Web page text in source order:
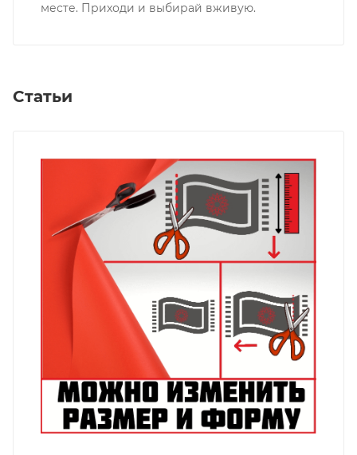
месте. Приходи и выбирай вживую.
Статьи